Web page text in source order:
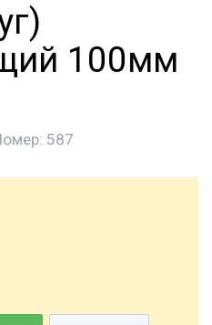
100мм
587